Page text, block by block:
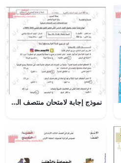
نموذج إجابة لامتحان منتصف الفصل الثاني للعام الدراسي (علوم) الأول الثانوي